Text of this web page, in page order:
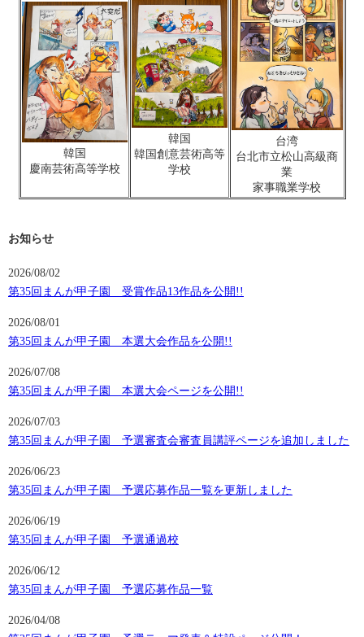
韓国
慶南芸術高等学校
韓国
韓国創意芸術高等
学校
台湾
台北市立松山高級商
業
家事職業学校
お知らせ
2026/08/02
第35回まんが甲子園 受賞作品13作品を公開!!
2026/08/01
第35回まんが甲子園 本選大会作品を公開!!
2026/07/08
第35回まんが甲子園 本選大会ページを公開!!
2026/07/03
第35回まんが甲子園 予選審査会審査員講評ページを追加しました
2026/06/23
第35回まんが甲子園 予選応募作品一覧を更新しました
2026/06/19
第35回まんが甲子園 予選通過校
2026/06/12
第35回まんが甲子園 予選応募作品一覧
2026/04/08